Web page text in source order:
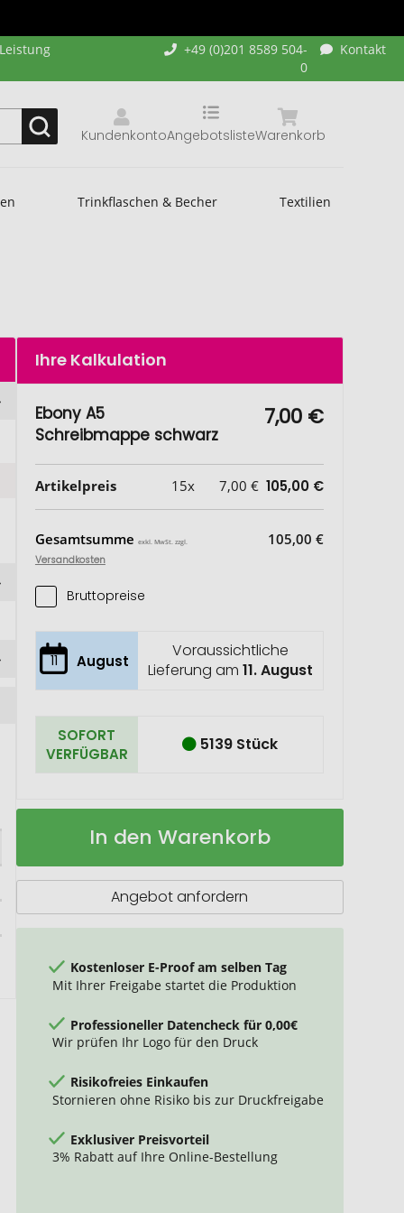
+49 (0)201 8589 504-
0
Kontakt
Kundenkonto Warenkorb
Angebotsliste
Trinkflaschen & Becher Textilien
Ihre Kalkulation
Ebony A5
Schreibmappe schwarz
7,00 €
Artikelpreis 15x 7,00 € 105,00 €
Gesamtsumme exkl. MwSt. zzgl.
Versandkosten
105,00 €
Bruttopreise
11 August
Voraussichtliche
Lieferung am 11. August
SOFORT
VERFÜGBAR
5139 Stück
Ebony
Auf
In den Warenkorb
Angebot anfordern
Kostenloser E-Proof am selben Tag
Mit Ihrer Freigabe startet die Produktion
Professioneller Datencheck für 0,00€
Wir prüfen Ihr Logo für den Druck
Risikofreies Einkaufen
Stornieren ohne Risiko bis zur Druckfreigabe
Exklusiver Preisvorteil
3% Rabatt auf Ihre Online-Bestellung